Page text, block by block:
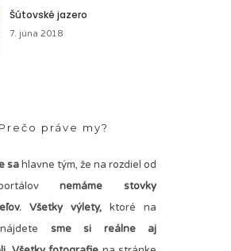
Šútovské jazero
7. júna 2018
Prečo práve my?
sa hlavne tým, že na rozdiel od
nemáme stovky
Všetky výlety, ktoré na
sme si reálne aj